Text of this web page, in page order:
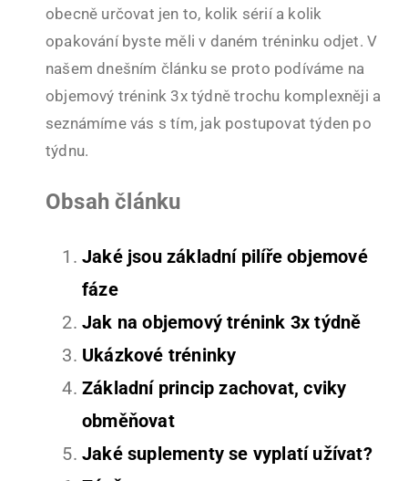
obecně určovat jen to, kolik sérií a kolik
opakování byste měli v daném tréninku odjet. V
našem dnešním článku se proto podíváme na
objemový trénink 3x týdně trochu komplexněji a
seznámíme vás s tím, jak postupovat týden po
týdnu.
Obsah článku
Jaké jsou základní pilíře objemové
fáze
Jak na objemový trénink 3x týdně
Ukázkové tréninky
Základní princip zachovat, cviky
obměňovat
Jaké suplementy se vyplatí užívat?